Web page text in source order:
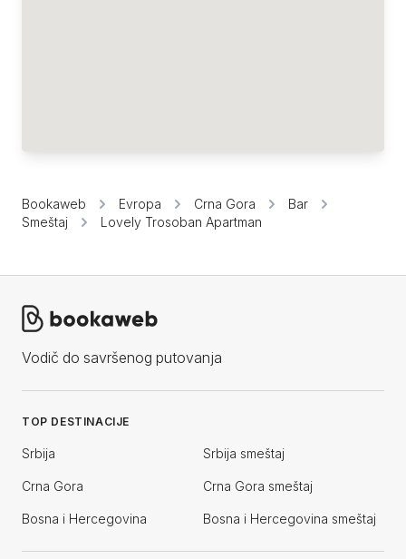
Bookaweb Evropa Crna Gora
Bar
Smeštaj
Lovely Trosoban Apartman
Vodič do savršenog putovanja
TOP DESTINACIJE
Srbija Srbija smeštaj
Crna Gora Crna Gora smeštaj
Bosna i Hercegovina Bosna i Hercegovina smeštaj